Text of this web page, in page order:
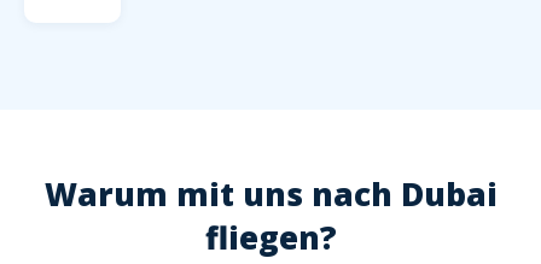
Warum mit uns nach Dubai
fliegen?